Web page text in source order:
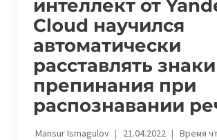
интеллект от
Cloud научился
автоматически
расставлять знаки
препинания при
распознавании
Mansur Ismagulov 21.04.2022 Время